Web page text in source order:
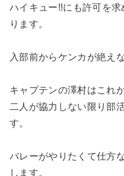
ハイキュー!!にも許可を
ります。
入部前からケンカが絶え
キャプテンの澤村はこれ
二人が協力しない限り部
す。
バレーがやりたくて仕方
します。